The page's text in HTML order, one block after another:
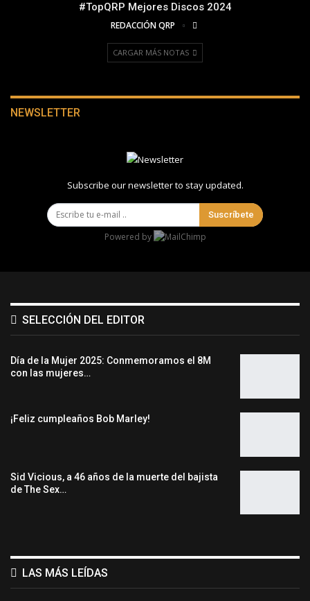
#TopQRP Mejores Discos 2024
REDACCIÓN QRP
CARGAR MÁS NOTAS
NEWSLETTER
Subscribe our newsletter to stay updated.
Suscríbete
Powered by
SELECCIÓN DEL EDITOR
Día de la Mujer 2025: Conmemoramos el 8M
con las mujeres…
¡Feliz cumpleaños Bob Marley!
Sid Vicious, a 46 años de la muerte del bajista
de The Sex…
LAS MÁS LEÍDAS